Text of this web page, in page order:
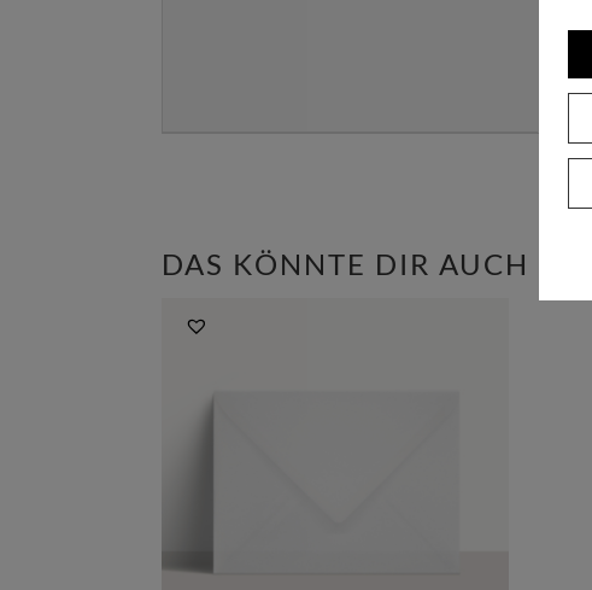
DAS KÖNNTE DIR AUCH